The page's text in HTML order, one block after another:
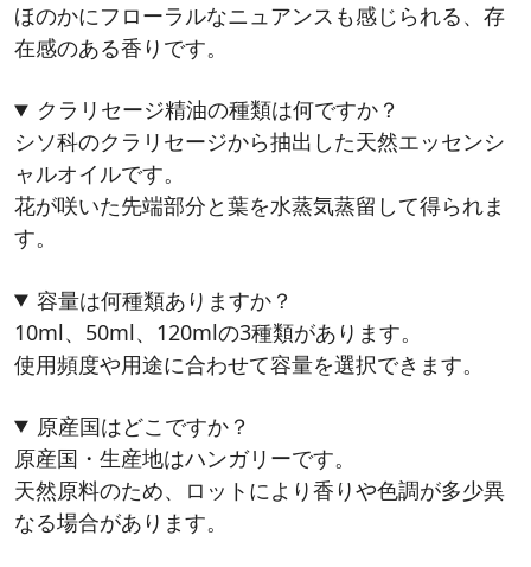
ほのかにフローラルなニュアンスも感じられる、存
在感のある香りです。
クラリセージ精油の種類は何ですか？
シソ科のクラリセージから抽出した天然エッセンシ
ャルオイルです。
花が咲いた先端部分と葉を水蒸気蒸留して得られま
す。
容量は何種類ありますか？
10ml、50ml、120mlの3種類があります。
使用頻度や用途に合わせて容量を選択できます。
原産国はどこですか？
原産国・生産地はハンガリーです。
天然原料のため、ロットにより香りや色調が多少異
なる場合があります。